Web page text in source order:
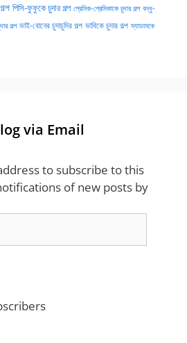
পিসি-ফুফুকে চুদার গল্প প্রেমিক-প্রেমিকাকে চুদার গল্প বন্ধু-
গল্প ভাই-বোনের চুদাচুদির গল্প ভাবিকে চুদার গল্প ম্যাডামকে
via Email
to subscribe to this
of new posts by